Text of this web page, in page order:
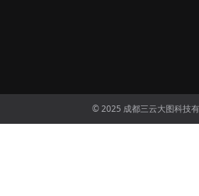
© 2025 成都三云大图科技